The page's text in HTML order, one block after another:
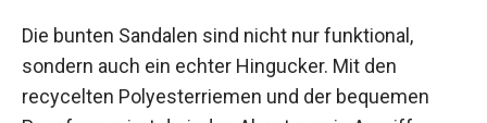
sondern auch ein echter Hingucker. Mit den
recycelten Polyesterriemen und der bequemen
Passform wirst du jedes Abenteuer in Angriff